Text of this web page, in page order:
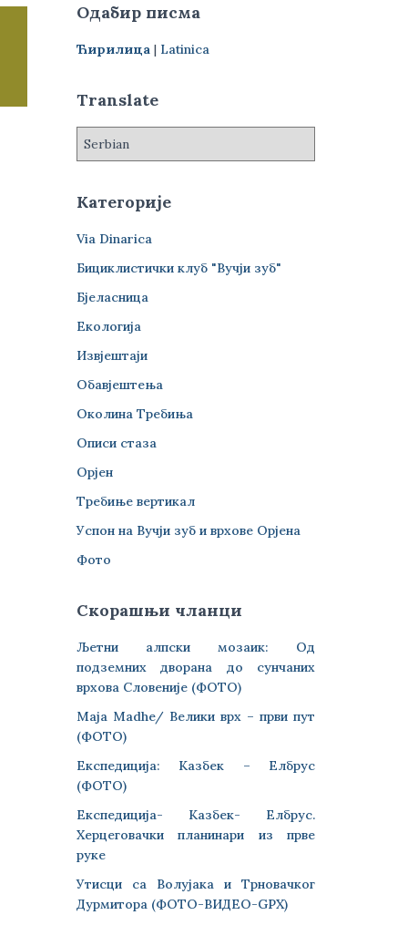
а
а
а
Одабир писма
Ћирилица | Latinica
Translate
Категорије
Via Dinarica
Бициклистички клуб "Вучји зуб"
Бјеласница
Екологија
Извјештаји
Обавјештења
Околина Требиња
Описи стаза
Орјен
Требиње вертикал
Успон на Вучји зуб и врхове Орјена
Фото
Скорашњи чланци
Љетни алпски мозаик: Од
подземних дворана до сунчаних
врхова Словеније (ФОТО)
Maja Madhe/ Велики врх – први пут
(ФОТО)
Експедиција: Казбек – Елбрус
(ФОТО)
Експедиција- Казбек- Елбрус.
Херцеговачки планинари из прве
руке
Утисци са Волујака и Трновачког
Дурмитора (ФОТО-ВИДЕО-GPX)